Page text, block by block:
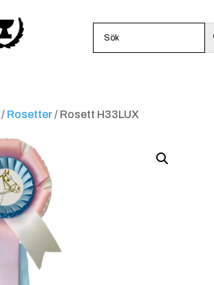
/ Rosetter/ Rosett H33LUX